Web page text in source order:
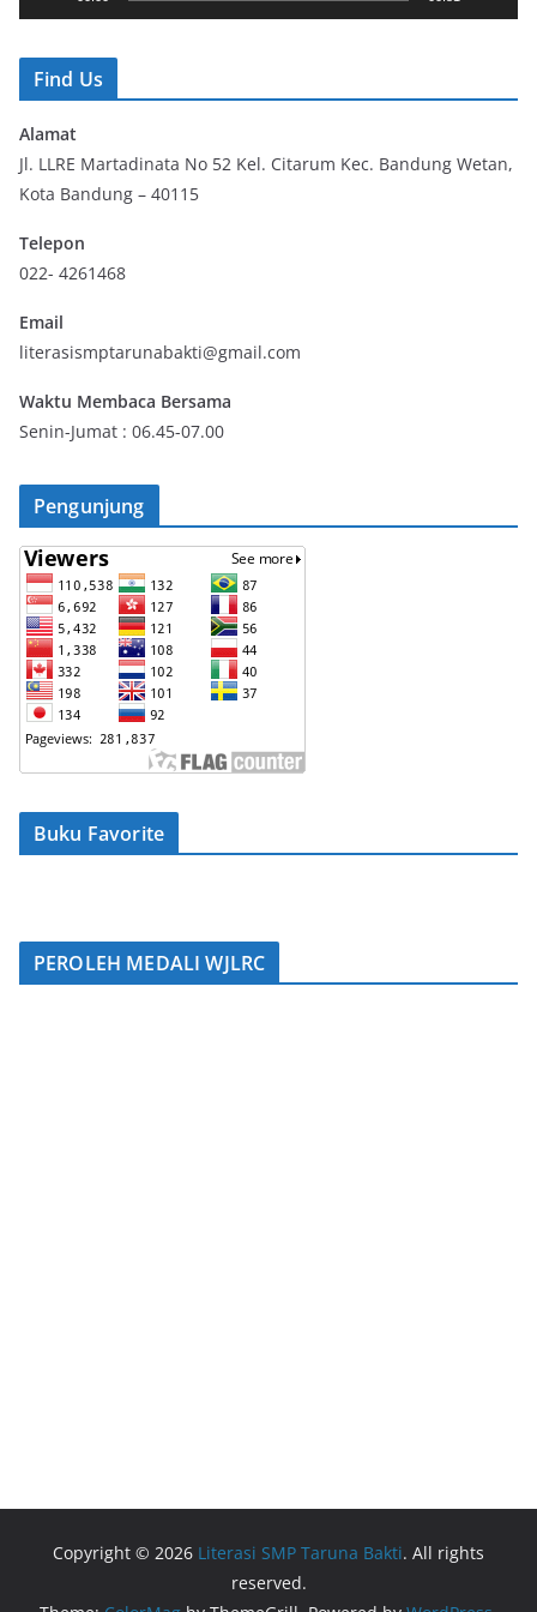
e
r
Find Us
Alamat
Jl. LLRE Martadinata No 52 Kel. Citarum Kec. Bandung Wetan,
Kota Bandung – 40115
Telepon
022- 4261468
Email
literasismptarunabakti@gmail.com
Waktu Membaca Bersama
Senin-Jumat : 06.45-07.00
Pengunjung
Buku Favorite
PEROLEH MEDALI WJLRC
Copyright © 2026 Literasi SMP Taruna Bakti. All rights
reserved.